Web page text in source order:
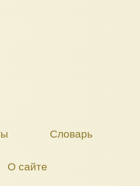
Словарь
О сайте